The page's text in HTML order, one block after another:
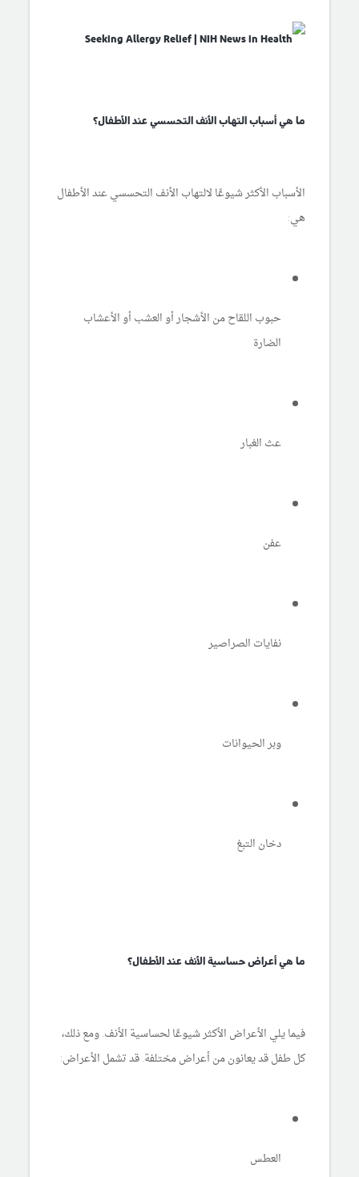
ما هي أسباب التهاب الأنف التحسسي عند الأطفال؟
الأسباب الأكثر شيوعًا لالتهاب الأنف التحسسي عند الأطفال
هي:
حبوب اللقاح من الأشجار أو العشب أو الأعشاب
الضارة
عث الغبار
عفن
نفايات الصراصير
وبر الحيوانات
دخان التبغ
ما هي أعراض حساسية الأنف عند الأطفال؟
فيما يلي الأعراض الأكثر شيوعًا لحساسية الأنف. ومع ذلك،
كل طفل قد يعانون من أعراض مختلفة. قد تشمل الأعراض:
العطس